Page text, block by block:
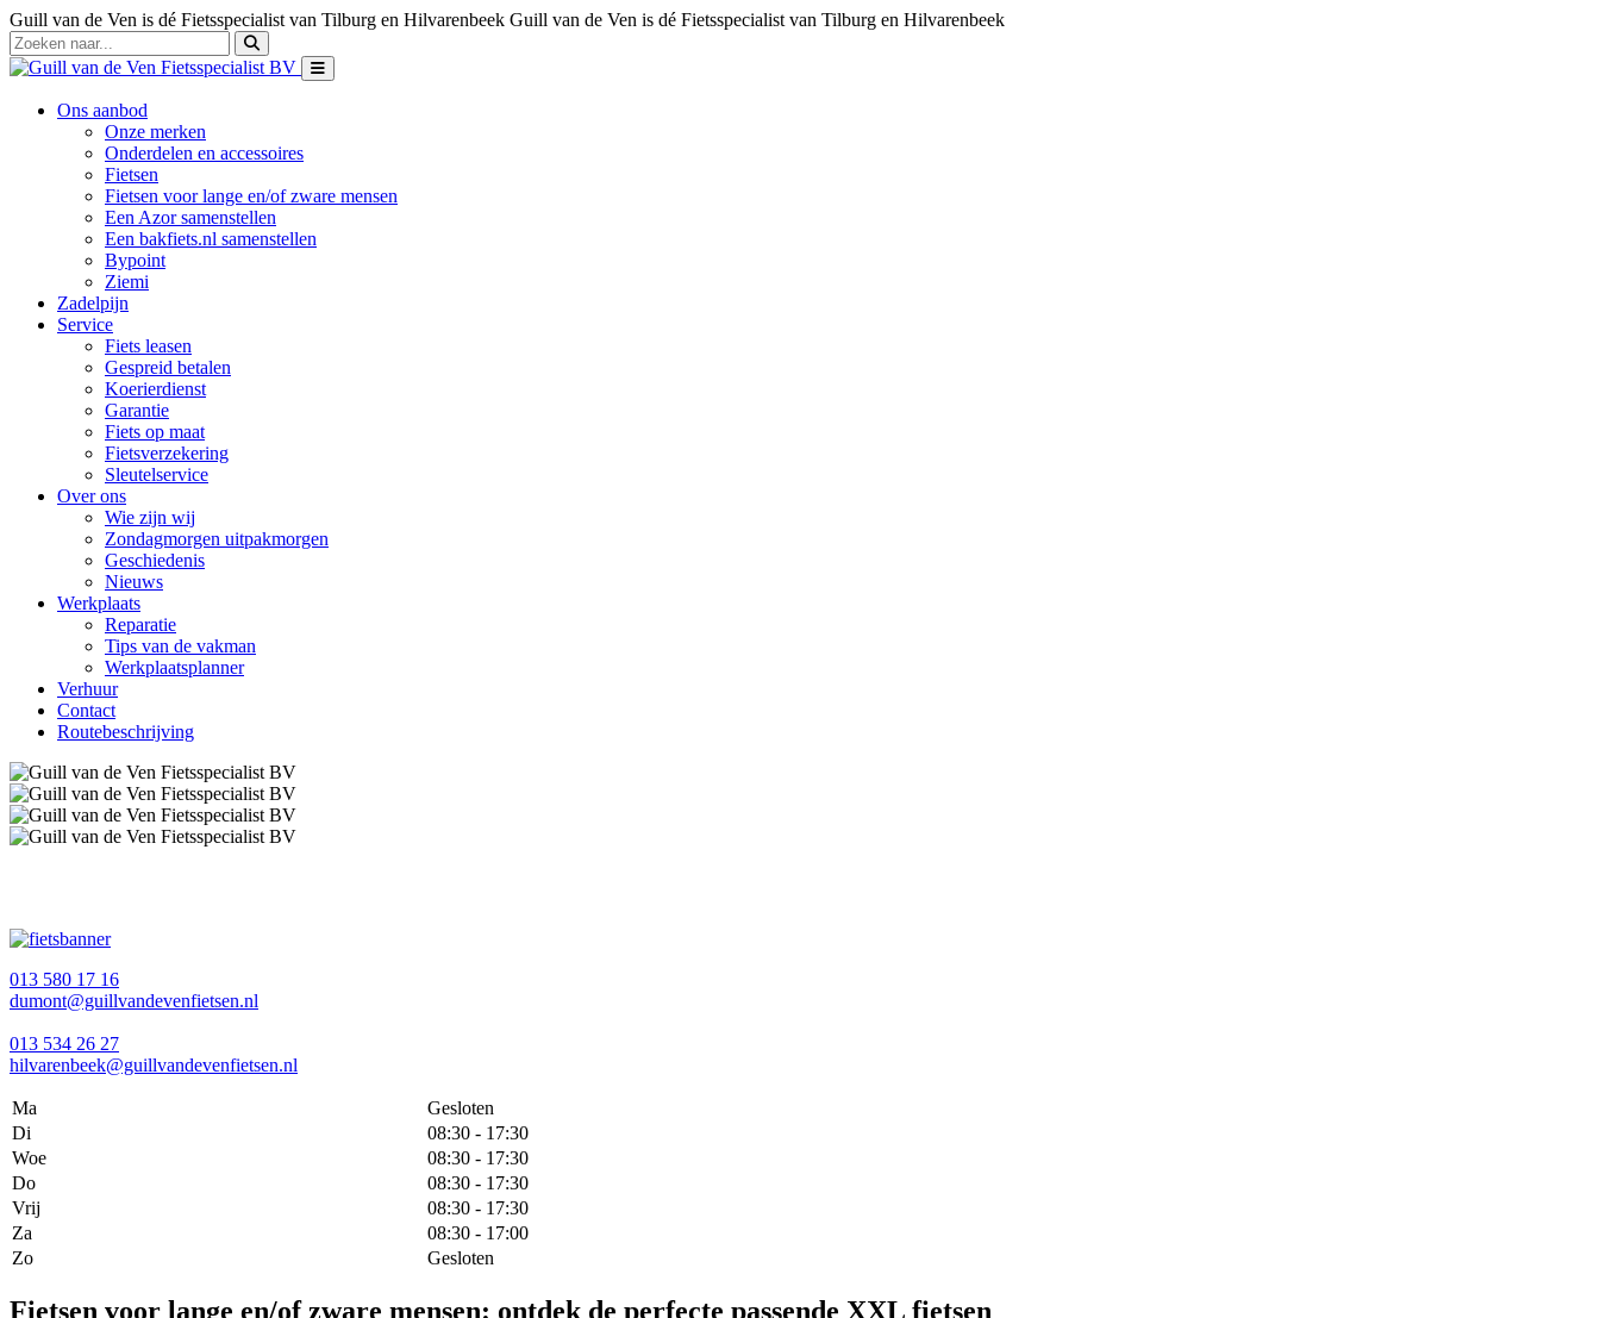
Guill van de Ven is dé Fietsspecialist van Tilburg en Hilvarenbeek Guill van de Ven is dé Fietsspecialist van Tilburg en Hilvarenbeek
Ons aanbod
Onze merken
Onderdelen en accessoires
Fietsen
Fietsen voor lange en/of zware mensen
Een Azor samenstellen
Een bakfiets.nl samenstellen
Bypoint
Ziemi
Zadelpijn
Service
Fiets leasen
Gespreid betalen
Koerierdienst
Garantie
Fiets op maat
Fietsverzekering
Sleutelservice
Over ons
Wie zijn wij
Zondagmorgen uitpakmorgen
Geschiedenis
Nieuws
Werkplaats
Reparatie
Tips van de vakman
Werkplaatsplanner
Verhuur
Contact
Routebeschrijving
013 580 17 16
dumont@guillvandevenfietsen.nl
013 534 26 27
hilvarenbeek@guillvandevenfietsen.nl
Ma
Gesloten
Di
08:30 - 17:30
Woe
08:30 - 17:30
Do
08:30 - 17:30
Vrij
08:30 - 17:30
Za
08:30 - 17:00
Zo
Gesloten
Fietsen voor lange en/of zware mensen: ontdek de perfecte passende XXL fietsen